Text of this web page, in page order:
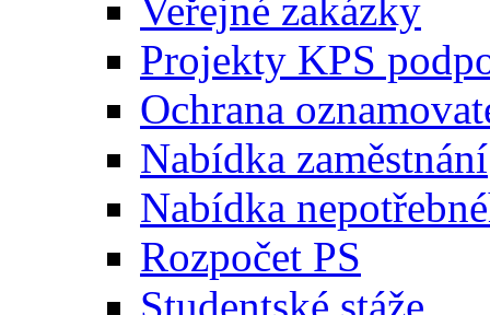
Veřejné zakázky
Projekty KPS
Ochrana
Nabídka zaměstnání
Nabídka
Rozpočet PS
Studentské stáže